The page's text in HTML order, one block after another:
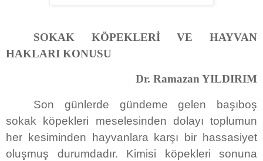
SOKAK KÖPEKLERİ VE HAYVAN
HAKLARI KONUSU
Dr. Ramazan YILDIRIM
Son günlerde gündeme gelen başıboş
sokak köpekleri meselesinden dolayı toplumun
her kesiminden hayvanlara karşı bir hassasiyet
oluşmuş durumdadır. Kimisi köpekleri sonuna